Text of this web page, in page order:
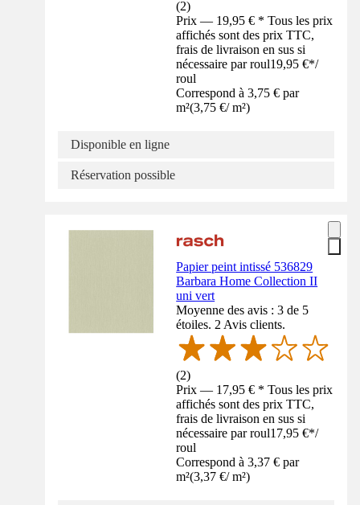
(2)
Prix — 19,95 € * Tous les prix
affichés sont des prix TTC,
frais de livraison en sus si
nécessaire par roul19,95 €*/
roul
Correspond à 3,75 € par
m²(3,75 €/ m²)
Disponible en ligne
Réservation possible
Papier peint intissé 536829
Barbara Home Collection II
uni vert
Moyenne des avis : 3 de 5
étoiles. 2 Avis clients.
(2)
Prix — 17,95 € * Tous les prix
affichés sont des prix TTC,
frais de livraison en sus si
nécessaire par roul17,95 €*/
roul
Correspond à 3,37 € par
m²(3,37 €/ m²)